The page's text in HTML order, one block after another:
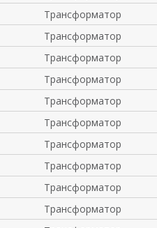
Трансформатор
Трансформатор
Трансформатор
Трансформатор
Трансформатор
Трансформатор
Трансформатор
Трансформатор
Трансформатор
Трансформатор